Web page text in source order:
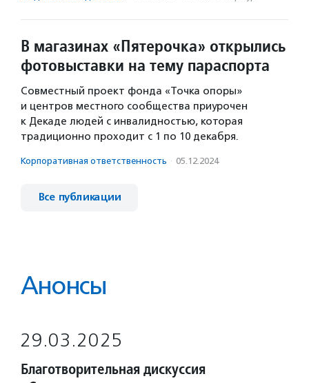
В магазинах «Пятерочка» открылись
фотовыставки на тему параспорта
Совместный проект фонда «Точка опоры»
и центров местного сообщества приурочен
к Декаде людей с инвалидностью, которая
традиционно проходит с 1 по 10 декабря.
Корпоративная ответственность · 05.12.2024
Все публикации
Анонсы
29.03.2025
Благотворительная дискуссия